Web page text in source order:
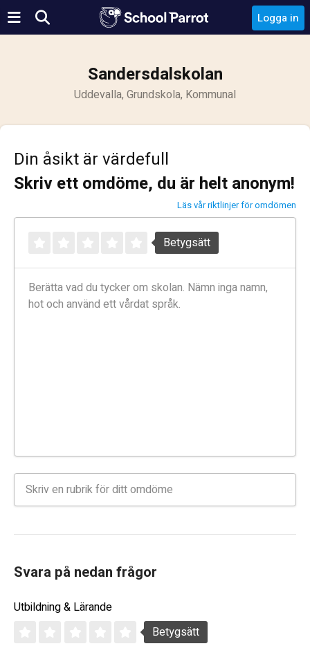
Logga in
Sandersdalskolan
Uddevalla, Grundskola, Kommunal
Din åsikt är värdefull
Skriv ett omdöme, du är helt anonym!
Läs vår riktlinjer för omdömen
Betygsätt
Svara på nedan frågor
Utbildning & Lärande
Betygsätt